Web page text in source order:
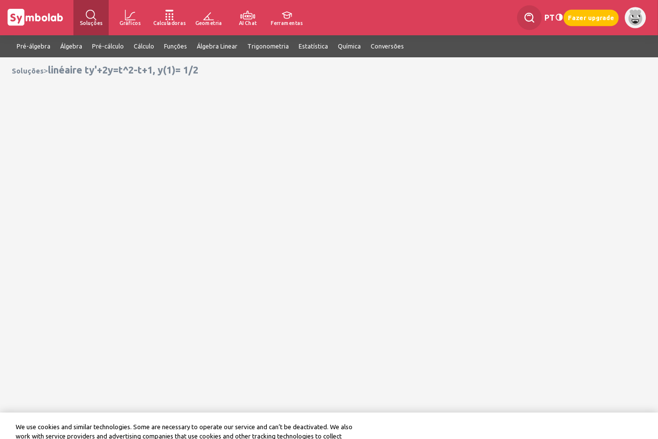
Soluções Gráficos Calculadoras Geometria AI Chat Ferramentas
PT Fazer upgrade
Pré-álgebra Álgebra Pré-cálculo Cálculo Funções Álgebra Linear Trigonometria Estatística Química Conversões
Soluções>linéaire ty'+2y=t^2-t+1, y(1)= 1/2
We use cookies and similar technologies. Some are necessary to operate our service and can’t be deactivated. We also
work with service providers and advertising companies that use cookies and other tracking technologies to collect